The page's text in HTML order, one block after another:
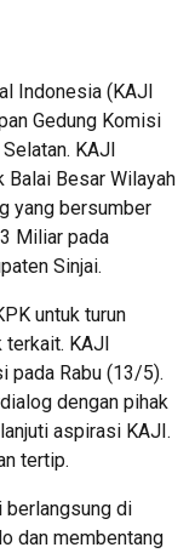
Indonesia (KAJI
Gedung Komisi
KAJI
Besar Wilayah
yang bersumber
Miliar pada
Sinjai.
untuk turun
terkait. KAJI
pada Rabu (13/5).
dengan pihak
aspirasi KAJI.
tertip.
berlangsung di
dan membentang